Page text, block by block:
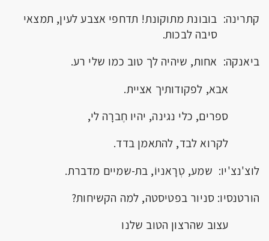
קתרינה: בובונת מתוקונת! תדחפי אצבע לעין, תמצאי
סיבה לבכות.
ביאנקה: אחות, שיהיה לך טוב כמו שלי רע.
אבא, לפקודותיך אציית.
ספרים, כלי נגינה, יהיו חֶברָה לי,
לקרוא לבד, להתאמן בדד.
לוצ'נצ'יו: שמע, טְרָאניוֹ, בת-שמיים מדברת.
הורטנסיו: סניור בפטיסטה, למה הקשיחות?
עצוב שהרצון הטוב שלנו